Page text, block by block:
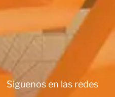
Siguenos en las redes